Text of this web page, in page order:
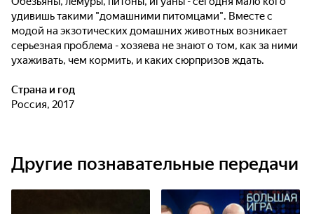
удивишь такими "домашними питомцами". Вместе с
модой на экзотических домашних животных возникает
серьезная проблема - хозяева не знают о том, как за ними
ухаживать, чем кормить, и каких сюрпризов ждать.
Страна и год
Россия, 2017
Другие познавательные передачи